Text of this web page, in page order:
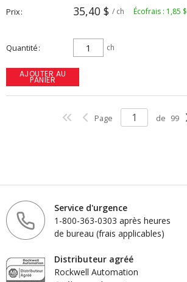
Prix 35,40 $ / ch Écofrais : 1,85 $
Quantité ch
AJOUTER AU
PANIER
Page de 99
Service d'urgence
1-800-363-0303 après heures
de bureau (frais applicables)
Distributeur agréé
Rockwell Automation